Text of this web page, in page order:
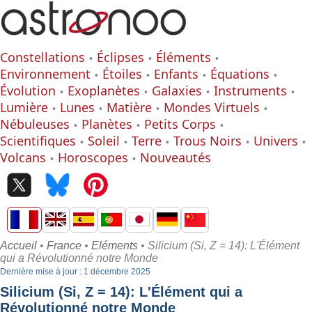
Constellations Éclipses
Éléments
Environnement
Étoiles Enfants
Équations
Évolution
Exoplanètes Galaxies
Instruments
Lumière
Lunes Matière
Mondes Virtuels
Nébuleuses
Planètes
Petits Corps
Scientifiques
Soleil Terre Trous Noirs
Univers
Volcans
Horoscopes Nouveautés
Accueil • France • Eléments • Silicium (Si, Z = 14): L'Élément
qui a Révolutionné notre Monde
Dernière mise à jour : 1 décembre 2025
Silicium (Si, Z = 14): L'Élément qui a
Révolutionné notre Monde